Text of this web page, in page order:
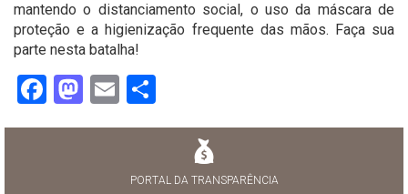
mantendo o distanciamento social, o uso da máscara de
proteção e a higienização frequente das mãos. Faça sua
parte nesta batalha!
Facebook
Mastodon
Email
PORTAL DA TRANSPARÊNCIA